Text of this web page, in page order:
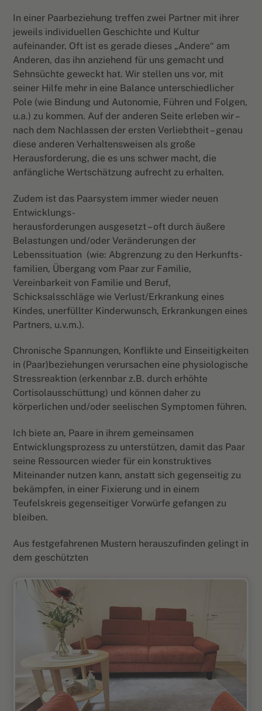
In einer Paarbeziehung treffen zwei Partner mit ihrer
jeweils individuellen Geschichte und Kultur
aufeinander. Oft ist es gerade dieses „Andere“ am
Anderen, das ihn anziehend für uns gemacht und
Sehnsüchte geweckt hat. Wir stellen uns vor, mit
seiner Hilfe mehr in eine Balance unterschiedlicher
Pole (wie Bindung und Autonomie, Führen und Folgen,
u.a.) zu kommen. Auf der anderen Seite erleben wir –
nach dem Nachlassen der ersten Verliebtheit – genau
diese anderen Verhaltensweisen als große
Herausforderung, die es uns schwer macht, die
anfängliche Wertschätzung aufrecht zu erhalten.
Zudem ist das Paarsystem immer wieder neuen
Entwicklungs-
herausforderungen ausgesetzt – oft durch äußere
Belastungen und/oder Veränderungen der
Lebenssituation (wie: Abgrenzung zu den Herkunfts-
familien, Übergang vom Paar zur Familie,
Vereinbarkeit von Familie und Beruf,
Schicksalsschläge wie Verlust/Erkrankung eines
Kindes, unerfüllter Kinderwunsch, Erkrankungen eines
Partners, u.v.m.).
Chronische Spannungen, Konflikte und Einseitigkeiten
in (Paar)beziehungen verursachen eine physiologische
Stressreaktion (erkennbar z.B. durch erhöhte
Cortisolausschüttung) und können daher zu
körperlichen und/oder seelischen Symptomen führen.
Ich biete an, Paare in ihrem gemeinsamen
Entwicklungsprozess zu unterstützen, damit das Paar
seine Ressourcen wieder für ein konstruktives
Miteinander nutzen kann, anstatt sich gegenseitig zu
bekämpfen, in einer Fixierung und in einem
Teufelskreis gegenseitiger Vorwürfe gefangen zu
bleiben.
Aus festgefahrenen Mustern herauszufinden gelingt in
dem geschützten